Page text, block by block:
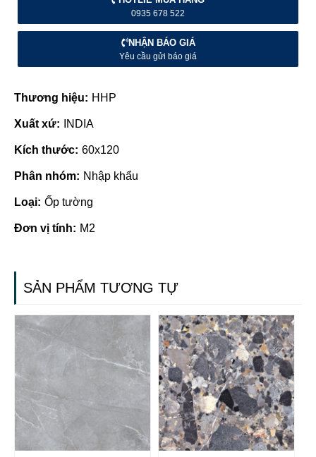
0935 678 522
NHẬN BÁO GIÁ
Yêu cầu gửi báo giá
Thương hiệu: HHP
Xuất xứ: INDIA
Kích thước: 60x120
Phân nhóm: Nhập khẩu
Loại: Ốp tường
Đơn vị tính: M2
SẢN PHẨM TƯƠNG TỰ